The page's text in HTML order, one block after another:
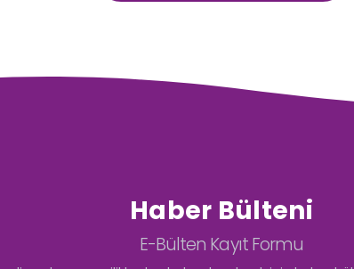
Haber Bülteni
E-Bülten Kayıt Formu